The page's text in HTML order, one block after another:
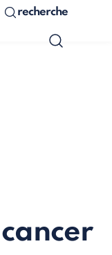
recherche